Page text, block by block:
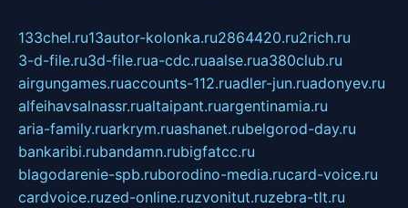
133chel.ru13autor-kolonka.ru2864420.ru2rich.ru
3-d-file.ru3d-file.rua-cdc.ruaalse.rua380club.ru
airgungames.ruaccounts-112.ruadler-jun.ruadonyev.ru
alfeihavsalnassr.rualtaipant.ruargentinamia.ru
aria-family.ruarkrym.ruashanet.rubelgorod-day.ru
bankaribi.rubandamn.rubigfatcc.ru
blagodarenie-spb.ruborodino-media.rucard-voice.ru
cardvoice.ruzed-online.ruzvonitut.ruzebra-tlt.ru